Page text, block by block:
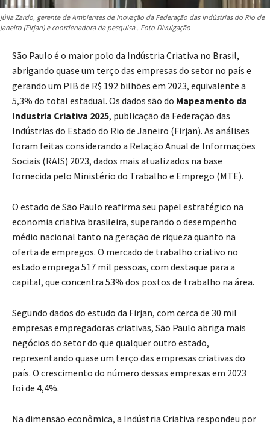
Júlia Zardo, gerente de Ambientes de Inovação da Federação das Indústrias do Rio de
Janeiro (Firjan) e coordenadora da pesquisa.. Foto Divulgação
São Paulo é o maior polo da Indústria Criativa no Brasil,
abrigando quase um terço das empresas do setor no país e
gerando um PIB de R$ 192 bilhões em 2023, equivalente a
5,3% do total estadual. Os dados são do Mapeamento da
Industria Criativa 2025, publicação da Federação das
Indústrias do Estado do Rio de Janeiro (Firjan). As análises
foram feitas considerando a Relação Anual de Informações
Sociais (RAIS) 2023, dados mais atualizados na base
fornecida pelo Ministério do Trabalho e Emprego (MTE).
O estado de São Paulo reafirma seu papel estratégico na
economia criativa brasileira, superando o desempenho
médio nacional tanto na geração de riqueza quanto na
oferta de empregos. O mercado de trabalho criativo no
estado emprega 517 mil pessoas, com destaque para a
capital, que concentra 53% dos postos de trabalho na área.
Segundo dados do estudo da Firjan, com cerca de 30 mil
empresas empregadoras criativas, São Paulo abriga mais
negócios do setor do que qualquer outro estado,
representando quase um terço das empresas criativas do
país. O crescimento do número dessas empresas em 2023
foi de 4,4%.
Na dimensão econômica, a Indústria Criativa respondeu por